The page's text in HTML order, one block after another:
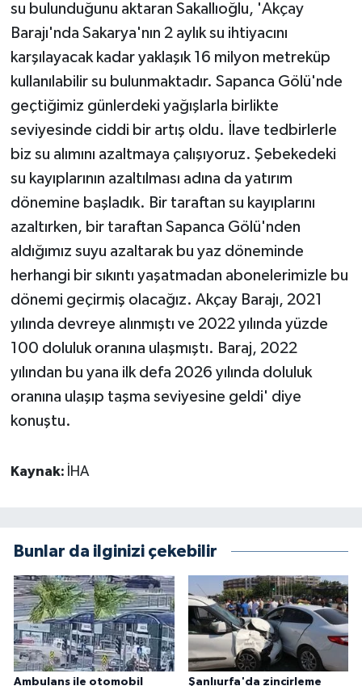
su bulunduğunu aktaran Sakallıoğlu, 'Akçay
Barajı'nda Sakarya'nın 2 aylık su ihtiyacını
karşılayacak kadar yaklaşık 16 milyon metreküp
kullanılabilir su bulunmaktadır. Sapanca Gölü'nde
geçtiğimiz günlerdeki yağışlarla birlikte
seviyesinde ciddi bir artış oldu. İlave tedbirlerle
biz su alımını azaltmaya çalışıyoruz. Şebekedeki
su kayıplarının azaltılması adına da yatırım
dönemine başladık. Bir taraftan su kayıplarını
azaltırken, bir taraftan Sapanca Gölü'nden
aldığımız suyu azaltarak bu yaz döneminde
herhangi bir sıkıntı yaşatmadan abonelerimizle bu
dönemi geçirmiş olacağız. Akçay Barajı, 2021
yılında devreye alınmıştı ve 2022 yılında yüzde
100 doluluk oranına ulaşmıştı. Baraj, 2022
yılından bu yana ilk defa 2026 yılında doluluk
oranına ulaşıp taşma seviyesine geldi' diye
konuştu.
Kaynak: İHA
Bunlar da ilginizi çekebilir
Ambulans ile otomobil Şanlıurfa'da zincirleme